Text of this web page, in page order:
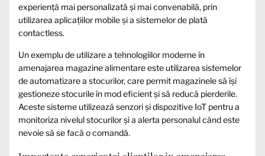
experiență mai personalizată și mai convenabilă, prin
utilizarea aplicațiilor mobile și a sistemelor de plată
contactless.
Un exemplu de utilizare a tehnologiilor moderne în
amenajarea magazine alimentare este utilizarea sistemelor
de automatizare a stocurilor, care permit magazinele să își
gestioneze stocurile în mod eficient și să reducă pierderile.
Aceste sisteme utilizează senzori și dispozitive IoT pentru a
monitoriza nivelul stocurilor și a alerta personalul când este
nevoie să se facă o comandă.